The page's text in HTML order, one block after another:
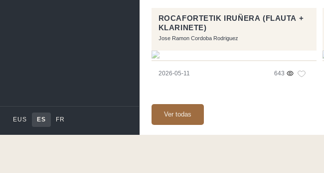
EUS ES FR
ROCAFORTETIK IRUÑERA (FLAUTA +
KLARINETE)
Jose Ramon Cordoba Rodriguez
2026-05-11 643
Ver todas